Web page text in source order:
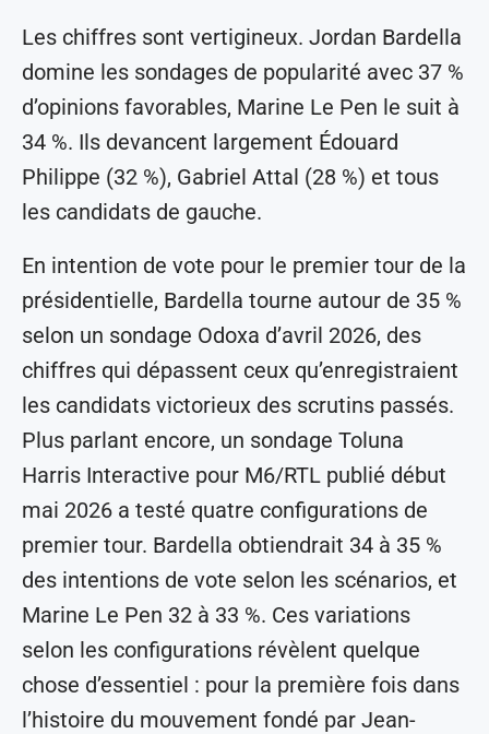
Les chiffres sont vertigineux. Jordan Bardella
domine les sondages de popularité avec 37 %
d’opinions favorables, Marine Le Pen le suit à
34 %. Ils devancent largement Édouard
Philippe (32 %), Gabriel Attal (28 %) et tous
les candidats de gauche.
En intention de vote pour le premier tour de la
présidentielle, Bardella tourne autour de 35 %
selon un sondage Odoxa d’avril 2026, des
chiffres qui dépassent ceux qu’enregistraient
les candidats victorieux des scrutins passés.
Plus parlant encore, un sondage Toluna
Harris Interactive pour M6/RTL publié début
mai 2026 a testé quatre configurations de
premier tour. Bardella obtiendrait 34 à 35 %
des intentions de vote selon les scénarios, et
Marine Le Pen 32 à 33 %. Ces variations
selon les configurations révèlent quelque
chose d’essentiel : pour la première fois dans
l’histoire du mouvement fondé par Jean-